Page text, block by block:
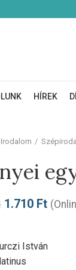
HÍREK
Irodalom
1.710 Ft
István